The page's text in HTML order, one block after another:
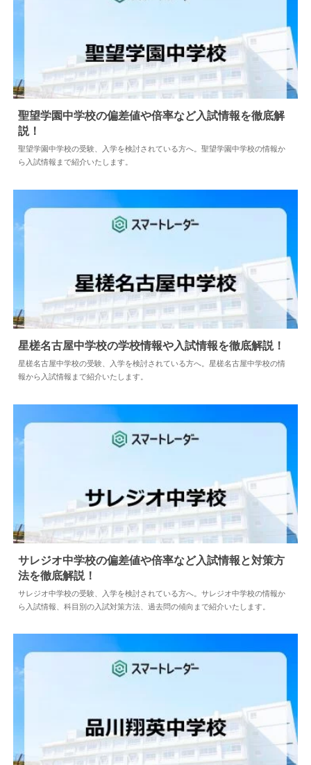
中学情報 2024.05.10
聖望学園中学校の偏差値や倍率など入試情報を徹底解
説！
聖望学園中学校の受験、入学を検討されている方へ。聖望学園中学校の情報か
ら入試情報まで紹介いたします。
中学情報
星槎名古屋中学校の学校情報や入試情報を徹底解説！
星槎名古屋中学校の受験、入学を検討されている方へ。星槎名古屋中学校の情
報から入試情報まで紹介いたします。
中学情報 2024.04.02
サレジオ中学校の偏差値や倍率など入試情報と対策方
法を徹底解説！
サレジオ中学校の受験、入学を検討されている方へ。サレジオ中学校の情報か
ら入試情報、科目別の入試対策方法、過去問の傾向まで紹介いたします。